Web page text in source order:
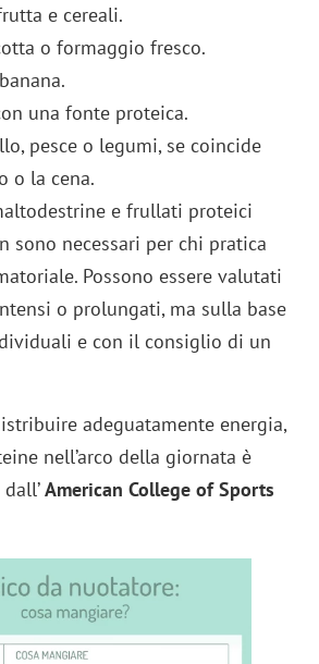
e cereali.
o formaggio fresco.
una fonte proteica.
pesce o legumi, se coincide
o la cena.
e frullati proteici
sono necessari per chi pratica
Possono essere valutati
o prolungati, ma sulla base
e con il consiglio di un
adeguatamente energia,
nell’arco della giornata è
dall’American College of Sports